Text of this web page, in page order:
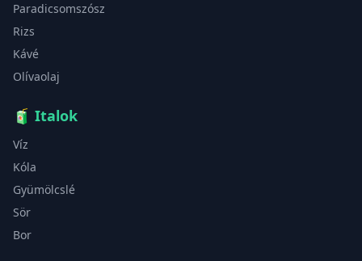
Paradicsomszósz
Rizs
Kávé
Olívaolaj
🧃 Italok
Víz
Kóla
Gyümölcslé
Sör
Bor